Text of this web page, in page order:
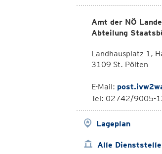
Amt der NÖ
Abteilung
Landhausplatz 1,
3109 St. Pölten
E-Mail:
Tel: 02742/9005-
Lageplan
Alle